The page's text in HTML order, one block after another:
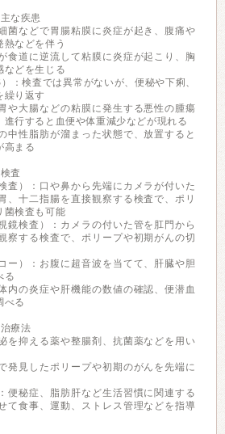
な疾患
菌などで胃腸粘膜に炎症が起き、腹痛や
などを伴う
食道に逆流して粘膜に炎症が起こり、胸
などを生じる
：検査では異常がないが、便秘や下痢、
繰り返す
や大腸などの粘膜に発生する悪性の腫瘍
行すると血便や体重減少などが現れる
中性脂肪が溜まった状態で、放置すると
高まる
査
査）：口や鼻から先端にカメラが付いた
、十二指腸を直接観察する検査で、ポリ
菌検査も可能
鏡検査）：カメラの付いた管を肛門から
察する検査で、ポリープや初期がんの切
ー）：お腹に超音波を当てて、肝臓や胆
る
内の炎症や肝機能の数値の確認、便潜血
べる
療法
を抑える薬や整腸剤、抗菌薬などを用い
発見したポリープや初期のがんを先端に
便秘症、脂肪肝など生活習慣に関連する
て食事、運動、ストレス管理などを指導